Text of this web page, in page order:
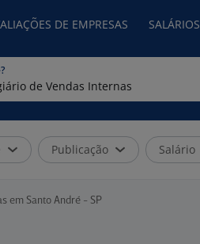
DE EMPRESAS SALÁRIOS
Publicação Salário
em Santo André - SP